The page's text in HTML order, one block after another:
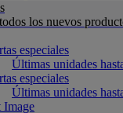
los nuevos
especiales
Últimas unidades
especiales
Últimas unidades